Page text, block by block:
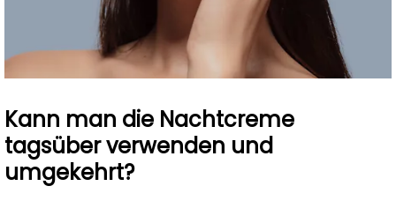
Kann man die Nachtcreme
tagsüber verwenden und
umgekehrt?